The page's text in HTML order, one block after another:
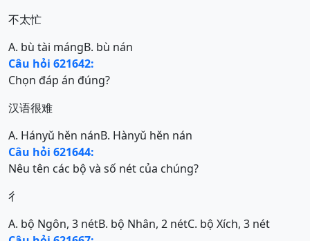
不太忙
A. bù tài mángB. bù nán
Câu hỏi 621642:
Chọn đáp án đúng?
汉语很难
A. Hányǔ hěn nánB. Hànyǔ hěn nán
Câu hỏi 621644:
Nêu tên các bộ và số nét của chúng?
彳
A. bộ Ngôn, 3 nétB. bộ Nhân, 2 nétC. bộ Xích, 3 nét